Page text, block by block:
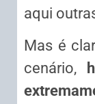
aqui
Mas é
cenário,